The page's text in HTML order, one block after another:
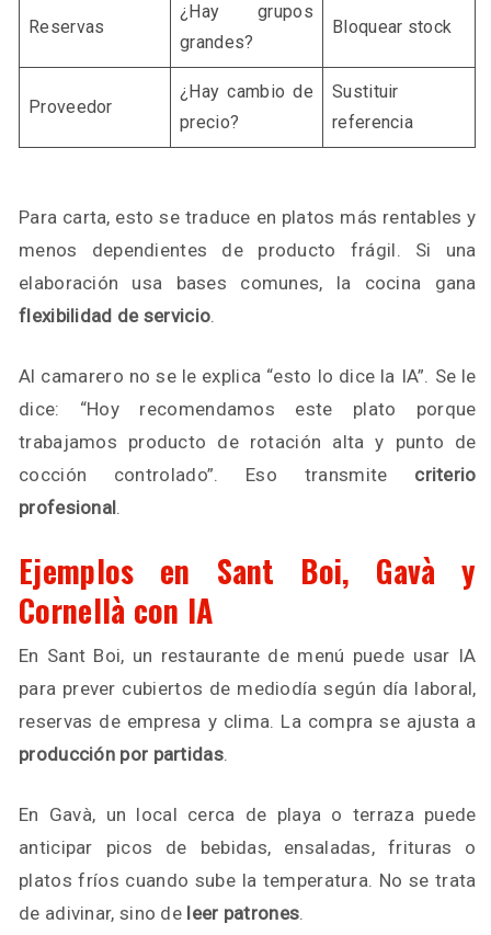
Reservas
¿Hay grupos
grandes?
Bloquear stock
Proveedor
¿Hay cambio de
precio?
Sustituir
referencia
Para carta, esto se traduce en platos más rentables y
menos dependientes de producto frágil. Si una
elaboración usa bases comunes, la cocina gana
flexibilidad de servicio.
Al camarero no se le explica “esto lo dice la IA”. Se le
dice: “Hoy recomendamos este plato porque
trabajamos producto de rotación alta y punto de
cocción controlado”. Eso transmite criterio
profesional.
Ejemplos en Sant Boi, Gavà y
Cornellà con IA
En Sant Boi, un restaurante de menú puede usar IA
para prever cubiertos de mediodía según día laboral,
reservas de empresa y clima. La compra se ajusta a
producción por partidas.
En Gavà, un local cerca de playa o terraza puede
anticipar picos de bebidas, ensaladas, frituras o
platos fríos cuando sube la temperatura. No se trata
de adivinar, sino de leer patrones.